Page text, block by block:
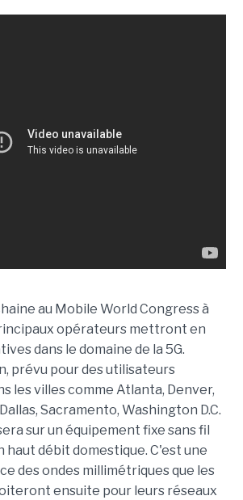
au Mobile World Congress à
opérateurs mettront en
dans le domaine de la 5G.
prévu pour des utilisateurs
les villes comme Atlanta, Denver,
Sacramento, Washington D.C.
sur un équipement fixe sans fil
haut débit domestique. C'est une
des ondes millimétriques que les
ensuite pour leurs réseaux